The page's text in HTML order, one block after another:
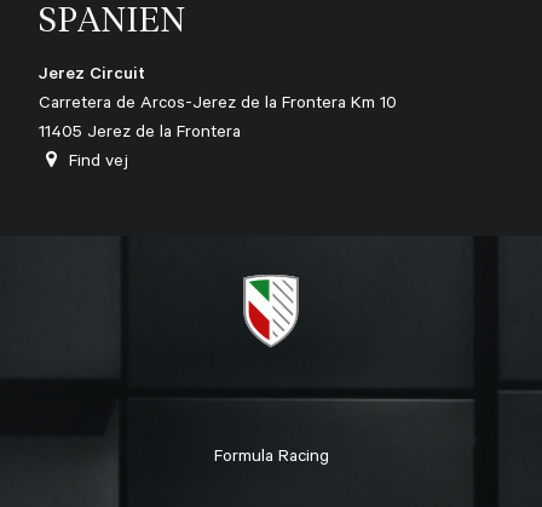
SPANIEN
Jerez Circuit
Carretera de Arcos-Jerez de la Frontera Km 10
11405 Jerez de la Frontera
Find vej
Formula Racing